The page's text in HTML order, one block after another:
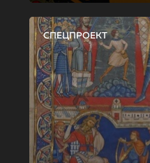
СПЕЦПРОЕКТ